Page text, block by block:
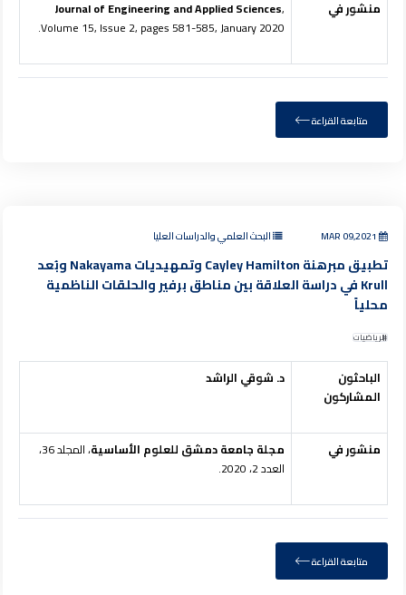
منشور في Journal of Engineering and Applied Sciences,
Volume 15, Issue 2, pages 581-585, January 2020.
متابعة القراءة
البحث العلمي والدراسات العليا
تطبيق مبرهنة Cayley Hamilton وتمهيديات Nakayama وبُعد
Krull في دراسة العلاقة بين مناطق برفير والحلقات الناظمية
محلياً
الرياضيات
الباحثون
المشاركون
د. شوقي الراشد
منشور في مجلة جامعة دمشق للعلوم الأساسية
، المجلد 36،
العدد 2، 2020.
متابعة القراءة